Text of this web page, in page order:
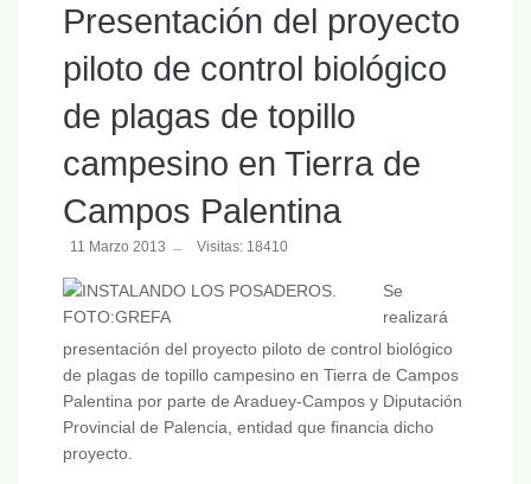
Presentación del proyecto
piloto de control biológico
de plagas de topillo
campesino en Tierra de
Campos Palentina
11 Marzo 2013 Visitas: 18410
Se
realizará
presentación del proyecto piloto de control biológico
de plagas de topillo campesino en Tierra de Campos
Palentina por parte de Araduey-Campos y Diputación
Provincial de Palencia, entidad que financia dicho
proyecto.